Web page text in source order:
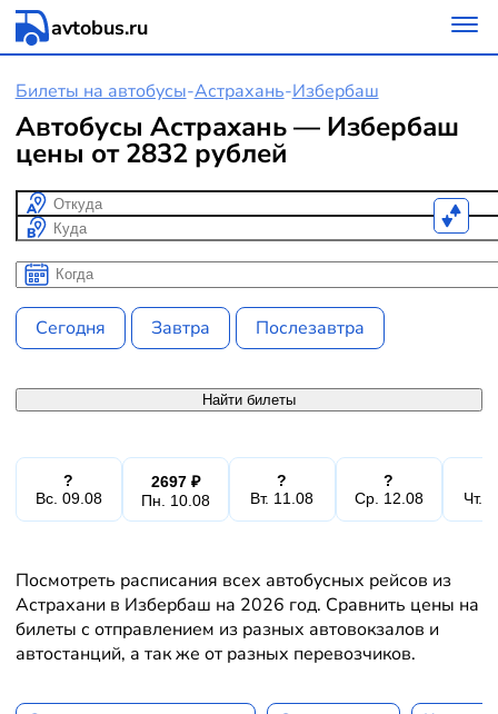
avtobus.ru
Билеты на автобусы-Астрахань-Избербаш
Автобусы Астрахань — Избербаш
цены от 2832 рублей
Откуда
Куда
Когда
Когда
Сегодня Завтра Послезавтра
Найти билеты
?
Вс. 09.08
2697 ₽
Пн. 10.08
?
Вт. 11.08
?
Ср. 12.08
Чт.
Посмотреть расписания всех автобусных рейсов из
Астрахани в Избербаш на 2026 год. Сравнить цены на
билеты с отправлением из разных автовокзалов и
автостанций, а так же от разных перевозчиков.